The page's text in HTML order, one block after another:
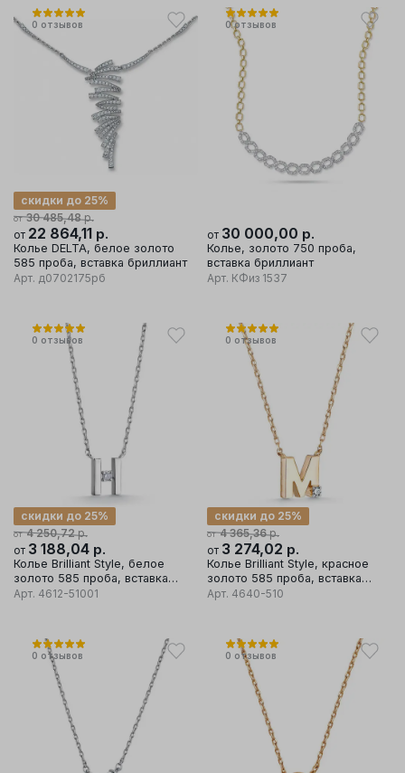
0 отзывов
от 30 485,48р.
скидки до 25%
от 22 864,11 р.
Колье DELTA, белое золото
585 проба, вставка бриллиант
Арт. д0702175рб
0 отзывов
от 30 000,00 р.
Колье, золото 750 проба,
вставка бриллиант
Арт. КФиз 1537
0 отзывов
от 4 250,72р.
скидки до 25%
от 3 188,04 р.
Колье Brilliant Style, белое
золото 585 проба, вставка
бриллиант
Арт. 4612-51001
0 отзывов
от 4 365,36р.
скидки до 25%
от 3 274,02 р.
Колье Brilliant Style, красное
золото 585 проба, вставка
бриллиант
Арт. 4640-510
0 отзывов 0 отзывов